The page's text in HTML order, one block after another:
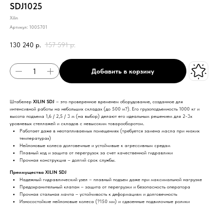
SDJ1025
Xilin
Артикул: 1005701
130 240 р. 157 591 р.
Добавить в корзину
Штабелер XILIN SDJ – это проверенное временем оборудование, созданное для
интенсивной работы на небольших складах (до 500 м?). Его грузоподъемность 1000 кг и
высота подъема 1,6 / 2,5 / 3 м (на выбор) делают его идеальным решением для 2-3х
уровневых стеллажей и складов с невысоким товарооборотом.
Работает даже в неотапливаемых помещениях (требуется замена масла при низких
температурах)
Нейлоновые колеса долговечные и устойчивые к агрессивным средам
Плавный ход и защита от перегрузок за счет качественной гидравлики
Прочная конструкция – долгий срок службы.
Преимущества XILIN SDJ
Надежный гидравлический узел – плавный подъем даже при максимальной нагрузке
Предохранительный клапан – защита от перегрузки и безопасность оператора
Прочная стальная мачта – устойчивость к деформациям и долговечность
Износостойкие нейлоновые колеса (?150 мм) и сдвоенные подвилочные ролики